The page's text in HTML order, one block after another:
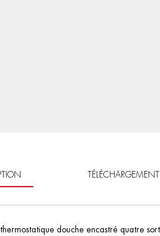
TÉLÉCHARGEMENT
douche encastré quatre